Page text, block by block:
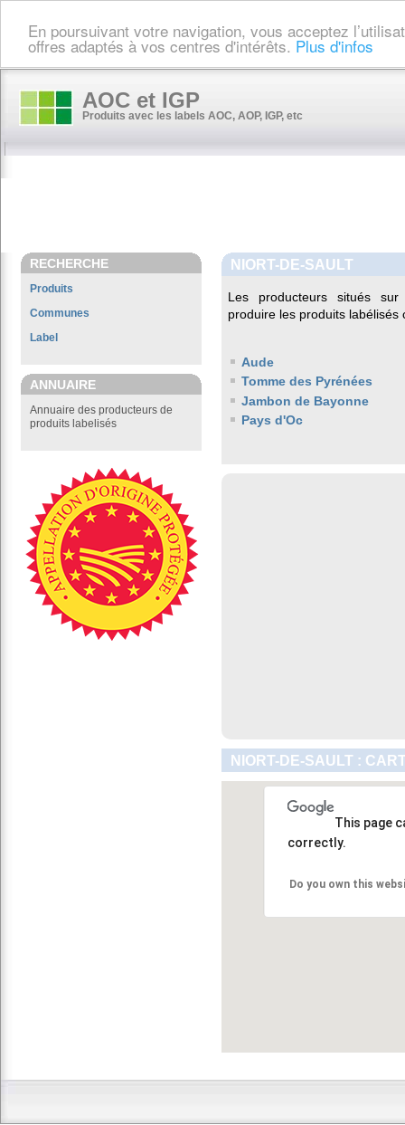
En poursuivant votre navigation, vous acceptez
offres adaptés à vos centres d'intérêts. Plus d'infos
AOC et IGP
Produits avec les labels AOC, AOP, IGP, etc
RECHERCHE
Produits
Communes
Label
ANNUAIRE
Annuaire des producteurs de
produits labelisés
NIORT-DE-SAULT
Les producteurs situés
produire les produits labélisés
Aude
Tomme des Pyrénées
Jambon de Bayonne
Pays d'Oc
NIORT-DE-SAULT :
This page
correctly.
Do you own this